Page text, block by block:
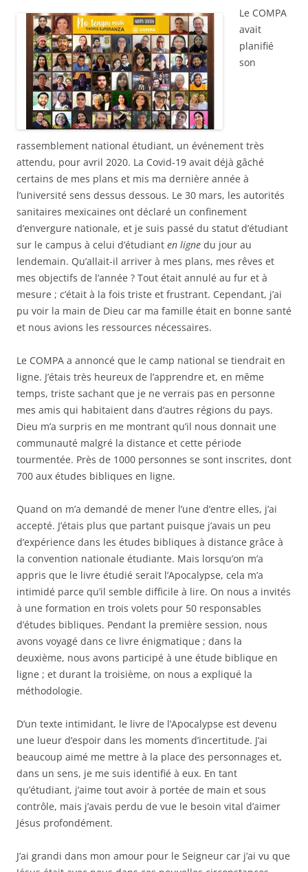
Le COMPA
avait
planifié
son
rassemblement national étudiant, un événement très
attendu, pour avril 2020. La Covid-19 avait déjà gâché
certains de mes plans et mis ma dernière année à
l’université sens dessus dessous. Le 30 mars, les autorités
sanitaires mexicaines ont déclaré un confinement
d’envergure nationale, et je suis passé du statut d’étudiant
sur le campus à celui d’étudiant en ligne du jour au
lendemain. Qu’allait-il arriver à mes plans, mes rêves et
mes objectifs de l’année ? Tout était annulé au fur et à
mesure ; c’était à la fois triste et frustrant. Cependant, j’ai
pu voir la main de Dieu car ma famille était en bonne santé
et nous avions les ressources nécessaires.
Le COMPA a annoncé que le camp national se tiendrait en
ligne. J’étais très heureux de l’apprendre et, en même
temps, triste sachant que je ne verrais pas en personne
mes amis qui habitaient dans d’autres régions du pays.
Dieu m’a surpris en me montrant qu’il nous donnait une
communauté malgré la distance et cette période
tourmentée. Près de 1000 personnes se sont inscrites, dont
700 aux études bibliques en ligne.
Quand on m’a demandé de mener l’une d’entre elles, j’ai
accepté. J’étais plus que partant puisque j’avais un peu
d’expérience dans les études bibliques à distance grâce à
la convention nationale étudiante. Mais lorsqu’on m’a
appris que le livre étudié serait l’Apocalypse, cela m’a
intimidé parce qu’il semble difficile à lire. On nous a invités
à une formation en trois volets pour 50 responsables
d’études bibliques. Pendant la première session, nous
avons voyagé dans ce livre énigmatique ; dans la
deuxième, nous avons participé à une étude biblique en
ligne ; et durant la troisième, on nous a expliqué la
méthodologie.
D’un texte intimidant, le livre de l’Apocalypse est devenu
une lueur d’espoir dans les moments d’incertitude. J’ai
beaucoup aimé me mettre à la place des personnages et,
dans un sens, je me suis identifié à eux. En tant
qu’étudiant, j’aime tout avoir à portée de main et sous
contrôle, mais j’avais perdu de vue le besoin vital d’aimer
Jésus profondément.
J’ai grandi dans mon amour pour le Seigneur car j’ai vu que